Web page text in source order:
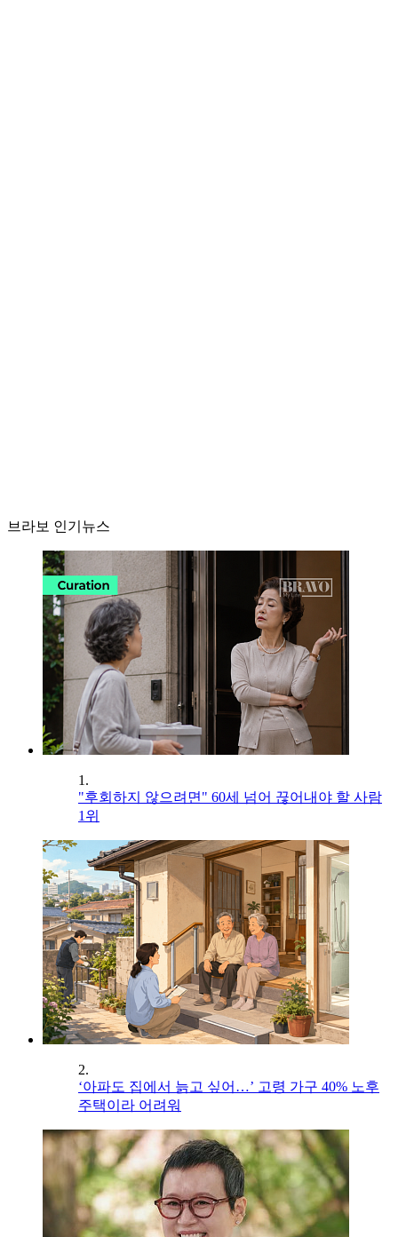
브라보 인기뉴스
1.
"후회하지 않으려면" 60세 넘어 끊어내야 할 사람
1위
2.
‘아파도 집에서 늙고 싶어…’ 고령 가구 40% 노후
주택이라 어려워